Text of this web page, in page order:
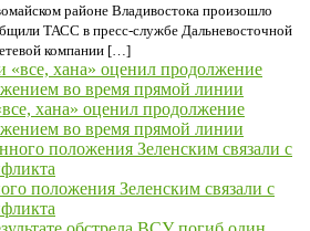
районе Владивостока произошло
ТАСС в пресс-службе Дальневосточной
компании […]
хана» оценил продолжение
во время прямой линии
положения Зеленским связали с